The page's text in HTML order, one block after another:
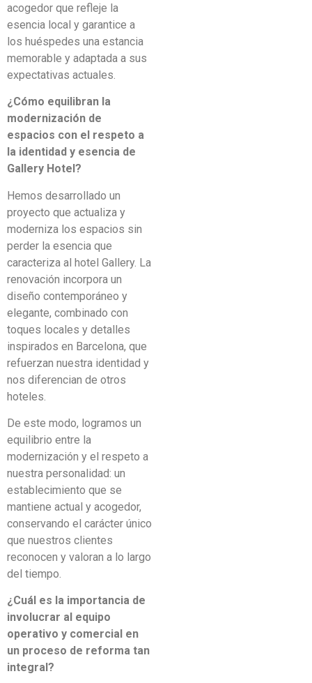
acogedor que refleje la
esencia local y garantice a
los huéspedes una estancia
memorable y adaptada a sus
expectativas actuales.
¿Cómo equilibran la
modernización de
espacios con el respeto a
la identidad y esencia de
Gallery Hotel?
Hemos desarrollado un
proyecto que actualiza y
moderniza los espacios sin
perder la esencia que
caracteriza al hotel Gallery. La
renovación incorpora un
diseño contemporáneo y
elegante, combinado con
toques locales y detalles
inspirados en Barcelona, que
refuerzan nuestra identidad y
nos diferencian de otros
hoteles.
De este modo, logramos un
equilibrio entre la
modernización y el respeto a
nuestra personalidad: un
establecimiento que se
mantiene actual y acogedor,
conservando el carácter único
que nuestros clientes
reconocen y valoran a lo largo
del tiempo.
¿Cuál es la importancia de
involucrar al equipo
operativo y comercial en
un proceso de reforma tan
integral?